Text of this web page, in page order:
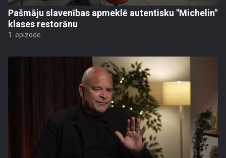
Pašmāju slavenības apmeklē autentisku "Michelin"
klases restorānu
1. epizode